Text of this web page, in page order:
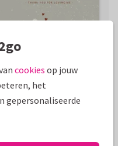
cookies op jouw
het
gepersonaliseerde